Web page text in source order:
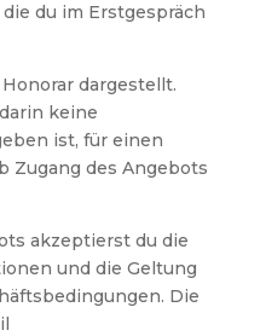
du im Erstgespräch
dargestellt.
keine
ist, für einen
Zugang des Angebots
akzeptierst du die
und die Geltung
Die